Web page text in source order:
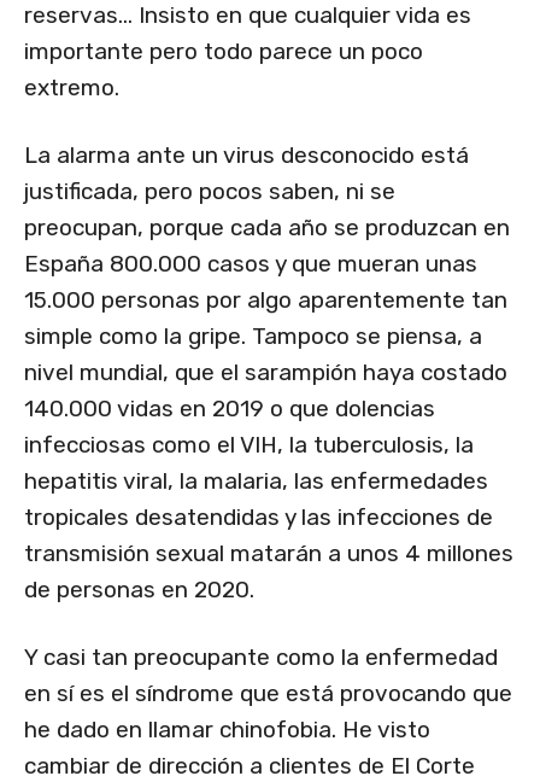
reservas… Insisto en que cualquier vida es
importante pero todo parece un poco
extremo.
La alarma ante un virus desconocido está
justificada, pero pocos saben, ni se
preocupan, porque cada año se produzcan en
España 800.000 casos y que mueran unas
15.000 personas por algo aparentemente tan
simple como la gripe. Tampoco se piensa, a
nivel mundial, que el sarampión haya costado
140.000 vidas en 2019 o que dolencias
infecciosas como el VIH, la tuberculosis, la
hepatitis viral, la malaria, las enfermedades
tropicales desatendidas y las infecciones de
transmisión sexual matarán a unos 4 millones
de personas en 2020.
Y casi tan preocupante como la enfermedad
en sí es el síndrome que está provocando que
he dado en llamar chinofobia. He visto
cambiar de dirección a clientes de El Corte